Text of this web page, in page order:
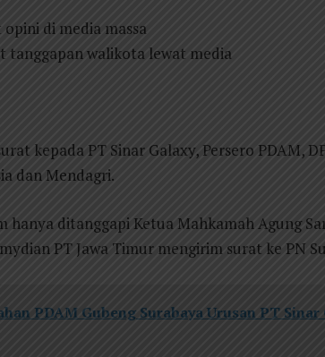
di media massa
tanggapan walikota lewat media
kepada PT Sinar Galaxy, Persero PDAM,
dan Mendagri.
hanya ditanggapi Ketua Mahkamah Agung
PT Jawa Timur mengirim surat ke PN
PDAM Gubeng Surabaya Urusan PT